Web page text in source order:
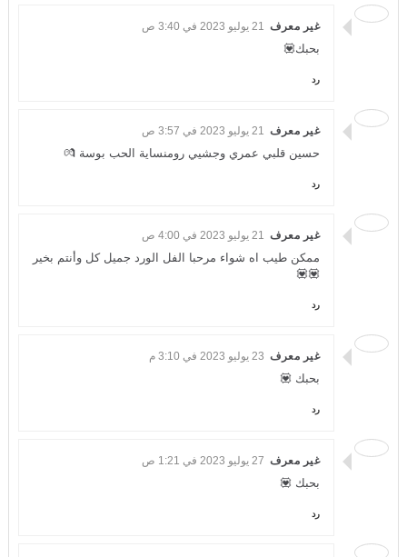
غير معرف 21 يوليو 2023 في 3:40 ص
بحبك💟
رد
غير معرف 21 يوليو 2023 في 3:57 ص
حسين قلبي عمري وجشيي رومنساية الحب بوسة 💏
رد
غير معرف 21 يوليو 2023 في 4:00 ص
ممكن طيب اه شواء مرحبا الفل الورد جميل كل وأنتم بخير
💟💟
رد
غير معرف 23 يوليو 2023 في 3:10 م
بحبك 💟
رد
غير معرف 27 يوليو 2023 في 1:21 ص
بحبك 💟
رد